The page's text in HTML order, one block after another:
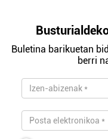
Buletina barikuetan
berri